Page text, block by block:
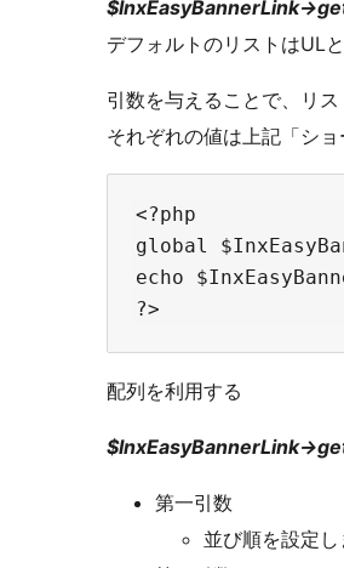
$InxEasyBannerLink-
デフォルトのリストはUL
引数を与えることで、リ
それぞれの値は上記「シ
<?php
global
echo
配列を利用する
$InxEasyBannerLink-
第一引数
並び順を設定